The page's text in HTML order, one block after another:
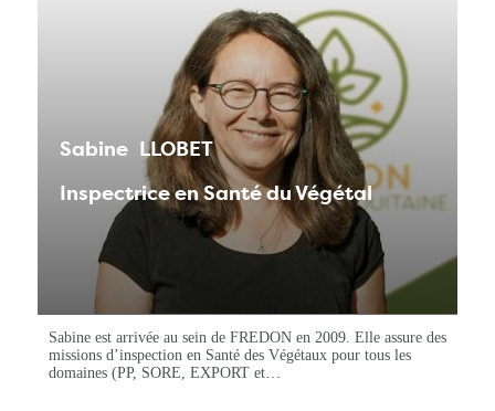
Sabine LLOBET
Inspectrice en Santé du Végétal
Sabine est arrivée au sein de FREDON en 2009. Elle assure des
missions d’inspection en Santé des Végétaux pour tous les
domaines (PP, SORE, EXPORT et…